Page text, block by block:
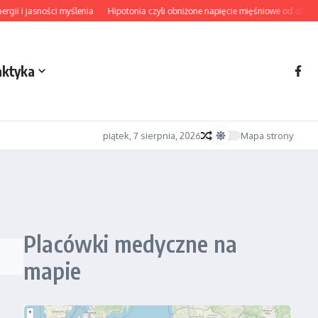
jasności myślenia Hipotonia czyli obniżone napięcie mięśniowe od diagnozy
piątek, 7 sierpnia, 2026 Mapa strony
Placówki medyczne na
mapie